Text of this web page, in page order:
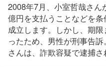
2008年7月、小室哲哉さ
億円を支払うことなどを
成立します。しかし、期
ったため、男性が刑事告
さんは、詐欺容疑で逮捕さ